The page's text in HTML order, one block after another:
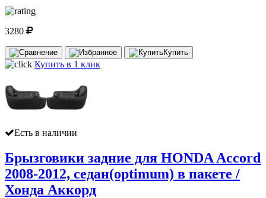
3280
Купить
Купить в 1 клик
Есть в наличии
Брызговики задние для HONDA Accord
2008-2012, седан(optimum) в пакете /
Хонда Аккорд